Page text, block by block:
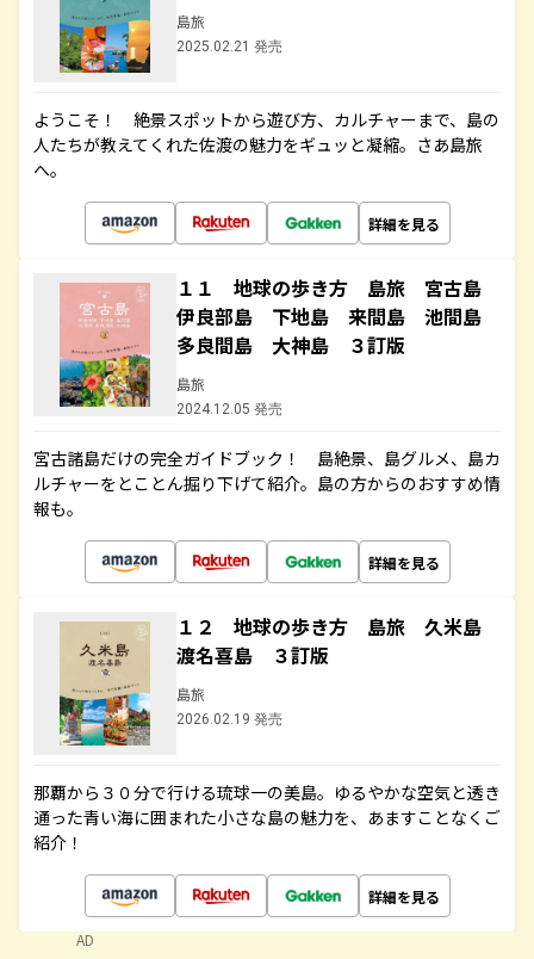
島旅
2025.02.21 発売
ようこそ！ 絶景スポットから遊び方、カルチャーまで、島の
人たちが教えてくれた佐渡の魅力をギュッと凝縮。さあ島旅
へ。
詳細を見る
１１ 地球の歩き方 島旅 宮古島
伊良部島 下地島 来間島 池間島
多良間島 大神島 ３訂版
島旅
2024.12.05 発売
宮古諸島だけの完全ガイドブック！ 島絶景、島グルメ、島カ
ルチャーをとことん掘り下げて紹介。島の方からのおすすめ情
報も。
詳細を見る
１２ 地球の歩き方 島旅 久米島
渡名喜島 ３訂版
島旅
2026.02.19 発売
那覇から３０分で行ける琉球一の美島。ゆるやかな空気と透き
通った青い海に囲まれた小さな島の魅力を、あますことなくご
紹介！
詳細を見る
AD